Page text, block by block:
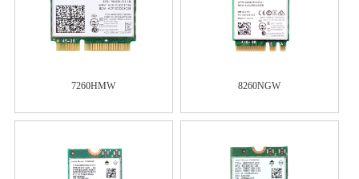
7260HMW 8260NGW